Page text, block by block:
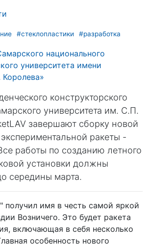
#стеклопластики #разработка
национального
университета имени
конструкторского
университета им. C.П.
завершают сборку новой
ракеты -
работы по созданию летного
установки должны
середины марта.
получил имя в честь самой яркой
Возничего. Это будет ракета
включающая в себя несколько
особенность нового